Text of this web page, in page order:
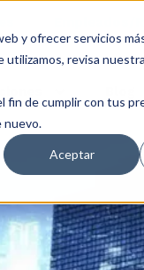
y ofrecer servicios
utilizamos, revisa nuestra
fin de cumplir con tus
nuevo.
Aceptar